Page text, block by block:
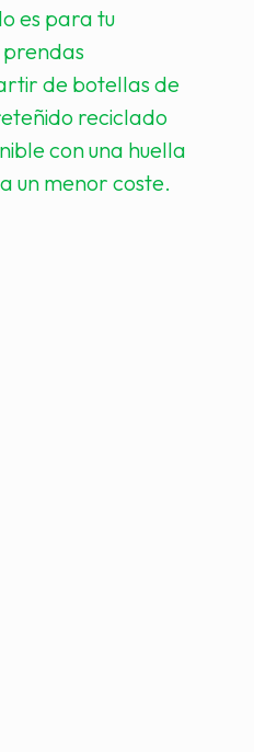
es para tu
prendas
de botellas de
reciclado
con una huella
un menor coste.